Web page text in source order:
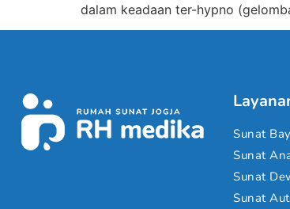
dalam keadaan ter-hypno
Sunat
Sunat
Sunat
Sunat